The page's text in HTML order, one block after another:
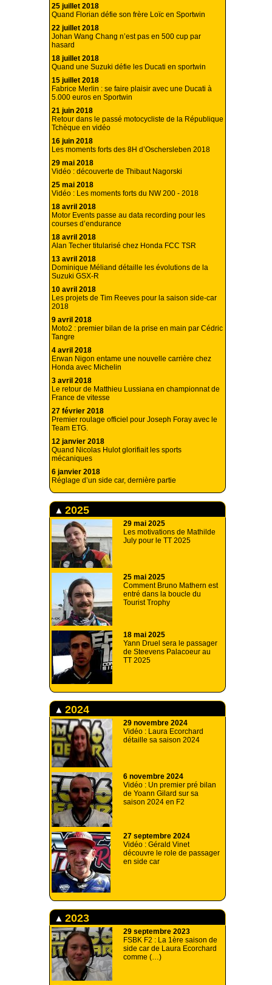
25 juillet 2018
Quand Florian défie son frère Loïc en Sportwin
22 juillet 2018
Johan Wang Chang n’est pas en 500 cup par
hasard
18 juillet 2018
Quand une Suzuki défie les Ducati en sportwin
15 juillet 2018
Fabrice Merlin : se faire plaisir avec une Ducati à
5.000 euros en Sportwin
21 juin 2018
Retour dans le passé motocycliste de la République
Tchèque en vidéo
16 juin 2018
Les moments forts des 8H d’Oschersleben 2018
29 mai 2018
Vidéo : découverte de Thibaut Nagorski
25 mai 2018
Vidéo : Les moments forts du NW 200 - 2018
18 avril 2018
Motor Events passe au data recording pour les
courses d’endurance
18 avril 2018
Alan Techer titularisé chez Honda FCC TSR
13 avril 2018
Dominique Méliand détaille les évolutions de la
Suzuki GSX-R
10 avril 2018
Les projets de Tim Reeves pour la saison side-car
2018
9 avril 2018
Moto2 : premier bilan de la prise en main par Cédric
Tangre
4 avril 2018
Erwan Nigon entame une nouvelle carrière chez
Honda avec Michelin
3 avril 2018
Le retour de Matthieu Lussiana en championnat de
France de vitesse
27 février 2018
Premier roulage officiel pour Joseph Foray avec le
Team ETG.
12 janvier 2018
Quand Nicolas Hulot glorifiait les sports
mécaniques
6 janvier 2018
Réglage d’un side car, dernière partie
2025
29 mai 2025
Les motivations de Mathilde
July pour le TT 2025
25 mai 2025
Comment Bruno Mathern est
entré dans la boucle du
Tourist Trophy
18 mai 2025
Yann Druel sera le passager
de Steevens Palacoeur au
TT 2025
2024
29 novembre 2024
Vidéo : Laura Ecorchard
détaille sa saison 2024
6 novembre 2024
Vidéo : Un premier pré bilan
de Yoann Gilard sur sa
saison 2024 en F2
27 septembre 2024
Vidéo : Gérald Vinet
découvre le role de passager
en side car
2023
29 septembre 2023
FSBK F2 : La 1ère saison de
side car de Laura Ecorchard
comme (…)